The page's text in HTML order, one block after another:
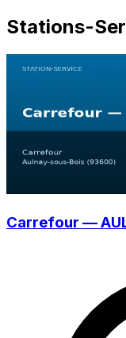
Stations-
Carrefour —